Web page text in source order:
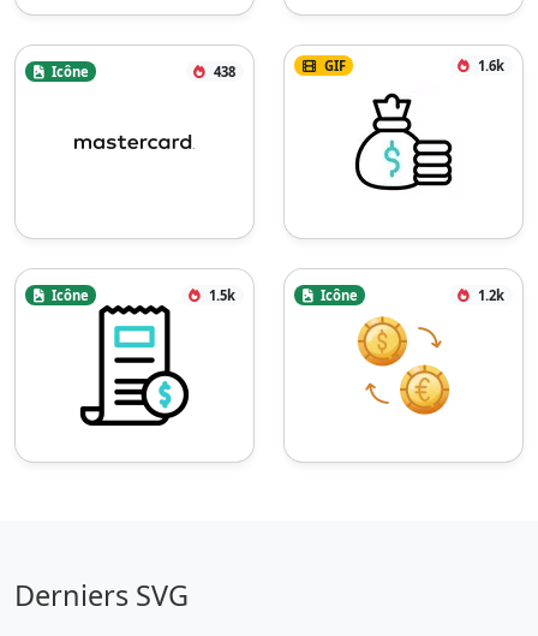
Icône 438 GIF 1.6k
Icône 1.5k Icône 1.2k
Derniers SVG